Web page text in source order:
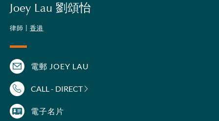
Joey Lau 劉頌怡
律師 | 香港
電郵 JOEY LAU
CALL - DIRECT
電子名片